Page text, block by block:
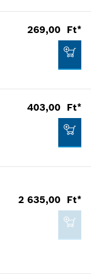
269,00 Ft*
403,00 Ft*
2 635,00 Ft*